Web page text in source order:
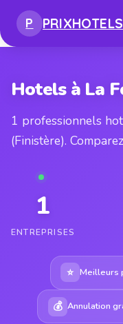
P PRIXHOTELS
Hotels à La
1 professionnels
(Finistère).
1
ENTREPRISES
⭐ Meilleurs
💰 Annulation